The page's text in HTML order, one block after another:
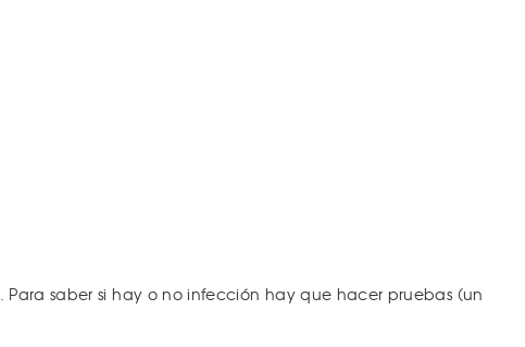
. Para saber si hay o no infección hay que hacer pruebas (un